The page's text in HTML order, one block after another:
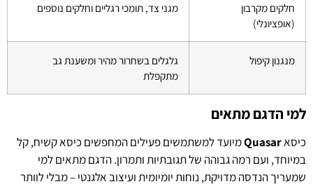
חלקים מקרבון
(אופציונלי)
מגני צד, תומכי רגליים וחלקים נוספים
מנגנון קיפול
גלגלים בשחרור מהיר ומשענת גב
מתקפלת
למי הדגם מתאים
כיסאQuasarמיועד למשתמשים פעילים המחפשים כיסא קשיח, קל
במיוחד, ועם רמה גבוהה של תגובתיות ותמרון. הדגם מתאים למי
שמעריך הנדסה מדויקת, נוחות יומיומית ועיצוב אלגנטי – מבלי לוותר